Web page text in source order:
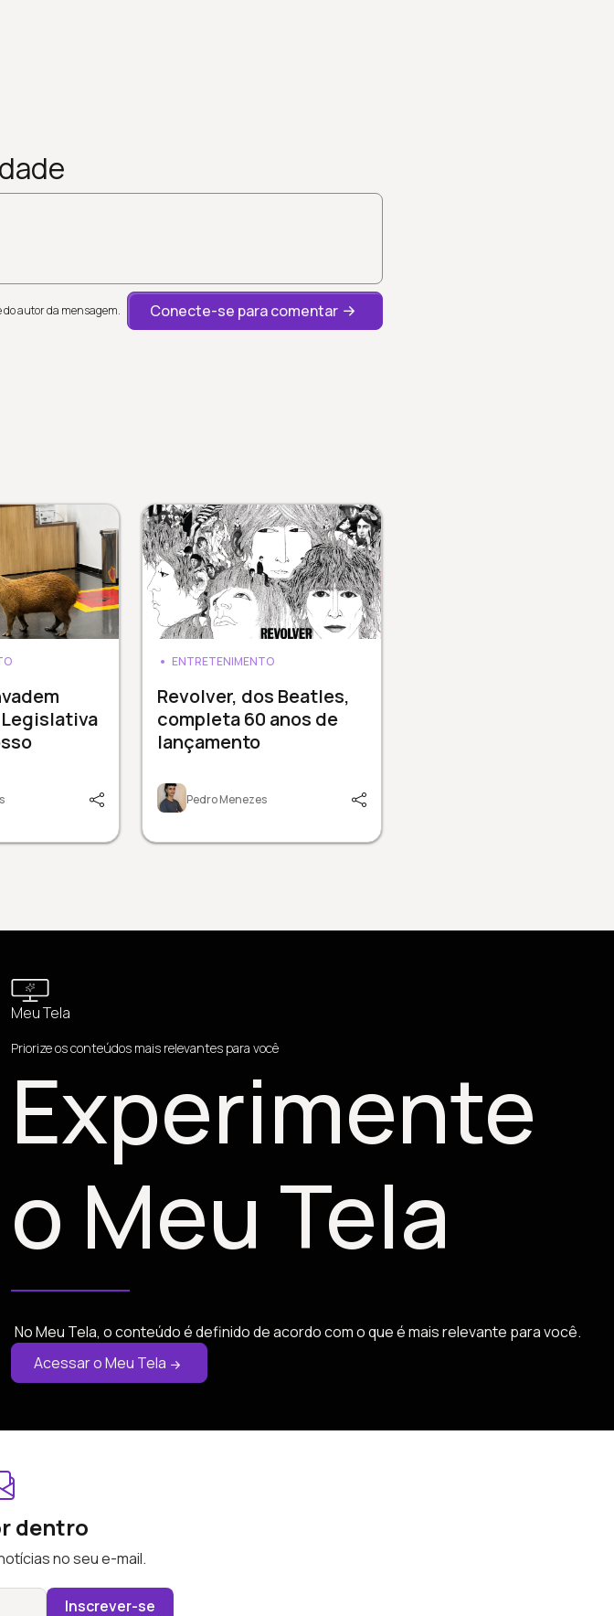
do autor da mensagem. Conecte-se para comentar
ENTRETENIMENTO
Revolver, dos Beatles,
completa 60 anos de
lançamento
Pedro Menezes
Meu Tela
Priorize os conteúdos mais relevantes para você
Experimente
o Meu Tela
No Meu Tela, o conteúdo é definido de acordo com o que é mais relevante para você.
Acessar o Meu Tela
dentro
no seu e-mail.
Inscrever-se